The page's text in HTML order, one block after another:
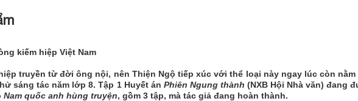
kiếm hiệp Việt Nam
truyền từ đời ông nội, nên Thiện Ngộ tiếp xúc với thể loại này ngay lúc còn
sáng tác năm lớp 8. Tập 1 Huyết án Phiên Ngung thành (NXB Hội Nhà văn) đang
Nam quốc anh hùng truyện, gồm 3 tập, mà tác giả đang hoàn thành.